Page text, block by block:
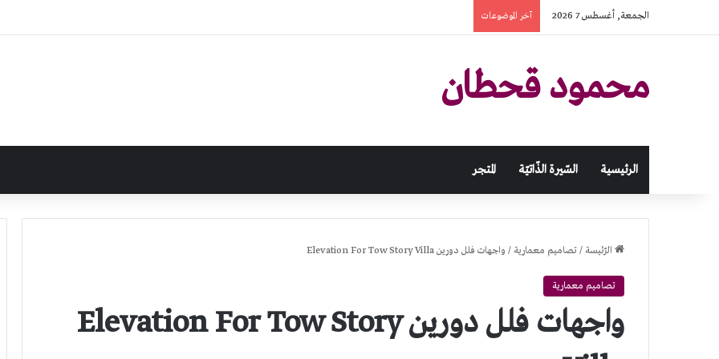
الجمعة, أغسطس 7 2026 آخر الموضوعات
محمود قحطان
الرئيسية السّيرة الذّاتيّة المتجر
الرّئيسة /تصاميم معمارية / واجهات فلل دورين Elevation For Tow Story Villa
تصاميم معمارية
واجهات فلل دورين Elevation For Tow Story